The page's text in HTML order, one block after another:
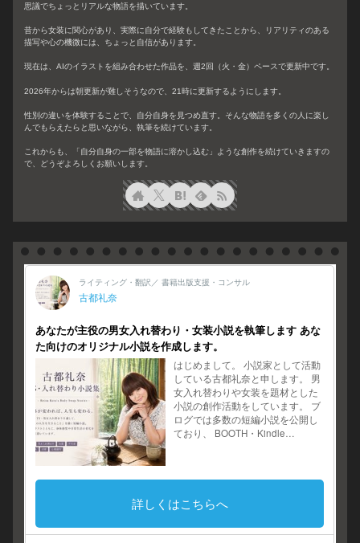
思議でちょっとリアルな物語を描いています。
昔から女装に関心があり、実際に自分で経験もしてきたことから、リアリティのある
描写や心の機微には、ちょっと自信があります。
現在は、AIのイラストを組み合わせた作品を、週2回（火・金）ペースで更新中です。
2026年からは朝更新が難しそうなので、21時に更新するようにします。
性別の違いを体験することで、自分自身を見つめ直す。そんな物語を多くの人に楽し
んでもらえたらと思いながら、執筆を続けています。
これからも、「自分自身の一部を物語に溶かし込む」ような創作を続けていきますの
で、どうぞよろしくお願いします。